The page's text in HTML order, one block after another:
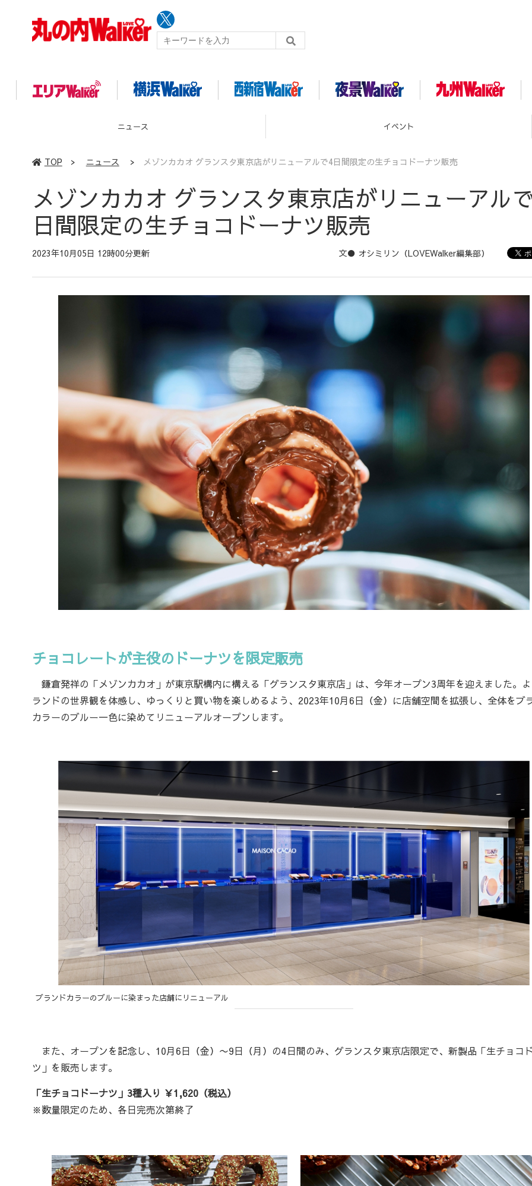
イベント グルメ
TOP > ニュース > メゾンカカオ グランスタ東京店がリニューアルで4日間限定の生チョコドーナツ販売
メゾンカカオ グランスタ東京店がリニューアル
日間限定の生チョコドーナツ販売
2023年10月05日 12時00分更新 文● オシミリン（LOVEWalker編集部）
チョコレートが主役のドーナツを限定販売
鎌倉発祥の「メゾンカカオ」が東京駅構内に構える「グランスタ東京店」は、今年オープン3周年を迎えました。
ランドの世界観を体感し、ゆっくりと買い物を楽しめるよう、2023年10月6日（金）に店舗空間を拡張し、全体をブ
カラーのブルー一色に染めてリニューアルオープンします。
ブランドカラーのブルーに染まった店舗にリニューアル
また、オープンを記念し、10月6日（金）〜9日（月）の4日間のみ、グランスタ東京店限定で、新製品「生チョコ
ツ」を販売します。
「生チョコドーナツ」3種入り ￥1,620（税込）
※数量限定のため、各日完売次第終了